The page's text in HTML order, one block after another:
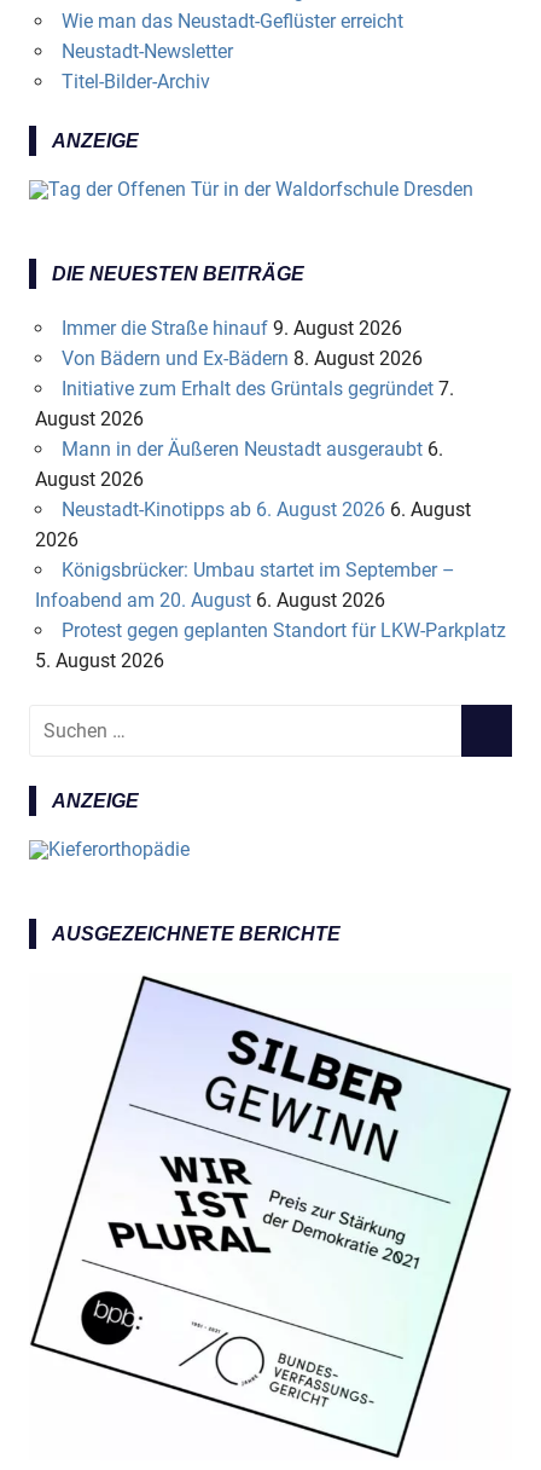
Wie man das Neustadt-Geflüster erreicht
Neustadt-Newsletter
Titel-Bilder-Archiv
ANZEIGE
DIE NEUESTEN BEITRÄGE
Immer die Straße hinauf 9. August 2026
Von Bädern und Ex-Bädern 8. August 2026
Initiative zum Erhalt des Grüntals gegründet 7.
August 2026
Mann in der Äußeren Neustadt ausgeraubt 6.
August 2026
Neustadt-Kinotipps ab 6. August 2026 6. August
2026
Königsbrücker: Umbau startet im September –
Infoabend am 20. August 6. August 2026
Protest gegen geplanten Standort für LKW-Parkplatz
5. August 2026
e
ANZEIGE
AUSGEZEICHNETE BERICHTE